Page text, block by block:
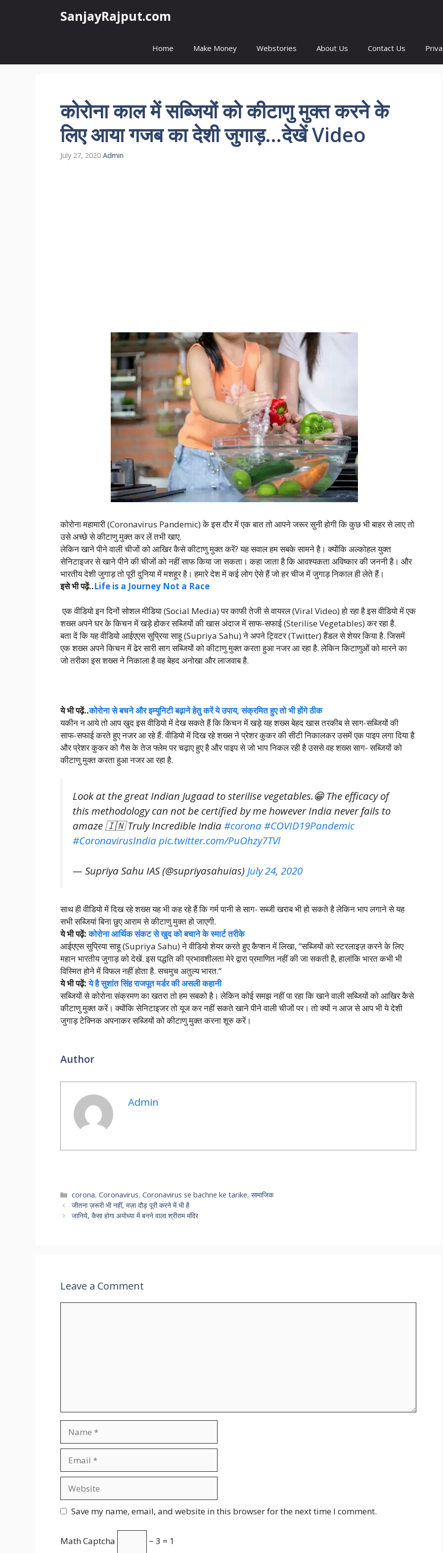
SanjayRajput.com
Home Make Money Webstories About Us Contact Us
कोरोना काल में सब्जियों को कीटाणु मुक्त करने के
लिए आया गजब का देशी जुगाड़…देखें Video
July 27, 2020 Admin
कोरोना महामारी (Coronavirus Pandemic) के इस दौर में एक बात तो आपने जरूर सुनी होगी कि कुछ भी बाहर से लाए तो
उसे अच्छे से कीटाणु मुक्त कर लें तभी खाए.
लेकिन खाने पीने वाली चीजों को आखिर कैसे कीटाणु मुक्त करें? यह सवाल हम सबके सामने है। क्योंकि अल्कोहल युक्त
सेनिटाइजर से खाने पीने की चीजों को नहीं साफ किया जा सकता। कहा जाता है कि आवश्यकता अविष्कार की जननी है। और
भारतीय देशी जुगाड़ तो पूरी दुनिया में मशहूर है। हमारे देश में कई लोग ऐसे हैं जो हर चीज में जुगाड़ निकाल ही लेते हैं।
इसे भी पढ़ें..Life is a Journey Not a Race
एक वीडियो इन दिनों सोशल मीडिया (Social Media) पर काफी तेजी से वायरल (Viral Video) हो रहा है इस वीडियो में एक
शख्स अपने घर के किचन में खड़े होकर सब्जियों की खास अंदाज में साफ-सफाई (Sterilise Vegetables) कर रहा है.
बता दें कि यह वीडियो आईएएस सुप्रिया साहू (Supriya Sahu) ने अपने ट्विटर (Twitter) हैंडल से शेयर किया है. जिसमें
एक शख्स अपने किचन में ढेर सारी साग सब्जियों को कीटाणु मुक्त करता हुआ नजर आ रहा है. लेकिन किटाणुओं को मारने का
जो तरीका इस शख्स ने निकाला है वह बेहद अनोखा और लाजवाब है.
ये भी पढ़ें..कोरोना से बचने और इम्युनिटी बढ़ाने हेतु करें ये उपाय, संक्रमित हुए तो भी होंगे ठीक
यकीन न आये तो आप खुद इस वीडियो में देख सकते हैं कि किचन में खड़े यह शख्स बेहद खास तरकीब से साग-सब्जियों की
साफ-सफाई करते हुए नजर आ रहे हैं. वीडियो में दिख रहे शख्स ने प्रेशर कुकर की सीटी निकालकर उसमें एक पाइप लगा दिया है
और प्रेशर कुकर को गैस के तेज फ्लेम पर चढ़ाए हुए है और पाइप से जो भाप निकल रही है उससे वह शख्स साग- सब्जियों को
कीटाणु मुक्त करता हुआ नजर आ रहा है.
Look at the great Indian Jugaad to sterilise vegetables.😁 The efficacy of
this methodology can not be certified by me however India never fails to
amaze 🇮🇳 Truly Incredible India #corona #COVID19Pandemic
#CoronavirusIndia pic.twitter.com/PuOhzy7TVl
— Supriya Sahu IAS (@supriyasahuias) July 24, 2020
साथ ही वीडियो में दिख रहे शख्स यह भी कह रहे हैं कि गर्म पानी से साग- सब्जी खराब भी हो सकते है लेकिन भाप लगाने से यह
सभी सब्जियां बिना छुए आराम से कीटाणु मुक्त हो जाएगी.
ये भी पढ़ें:कोरोना आर्थिक संकट से खुद को बचाने के स्मार्ट तरीके
आईएएस सुप्रिया साहू (Supriya Sahu) ने वीडियो शेयर करते हुए कैप्शन में लिखा, ”सब्जियों को स्टरलाइज़ करने के लिए
महान भारतीय जुगाड़ को देखें. इस पद्धति की प्रभावशीलता मेरे द्वारा प्रमाणित नहीं की जा सकती है, हालांकि भारत कभी भी
विस्मित होने में विफल नहीं होता है. सचमुच अतुल्य भारत.”
ये भी पढ़ें:ये है सुशांत सिंह राजपूत मर्डर की असली कहानी
सब्जियों से कोरोना संक्रमण का खतरा तो हम सबको है। लेकिन कोई समझ नहीं पा रहा कि खाने वाली सब्जियों को आखिर कैसे
कीटाणु मुक्त करें। क्योंकि सेनिटाइजर तो यूज कर नहीं सकते खाने पीने वाली चीजों पर। तो क्यों न आज से आप भी ये देशी
जुगाड़ टेक्निक अपनाकर सब्जियों को कीटाणु मुक्त करना शूरु करें।
Author
Admin
Categories
corona,Coronavirus,Coronavirus se bachne ke tarike,सामाजिक
जीतना ज़रूरी भी नहीं, मज़ा दौड़ पूरी करने में भी है
जानिये, कैसा होगा अयोध्या में बनने वाला श्रीराम मंदिर
Leave a Comment
Save my name, email, and website in this browser for the next time I comment.
Math Captcha − 3 = 1